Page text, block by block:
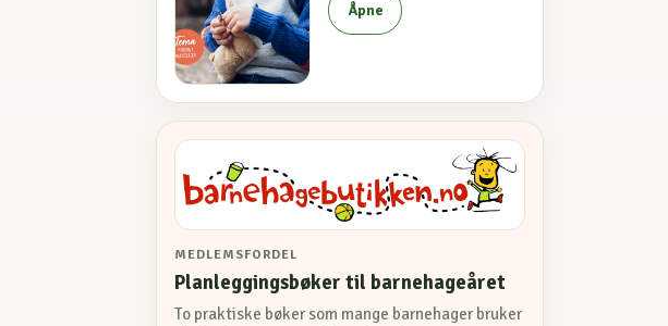
Åpne
MEDLEMSFORDEL
Planleggingsbøker til barnehageåret
To praktiske bøker som mange barnehager bruker